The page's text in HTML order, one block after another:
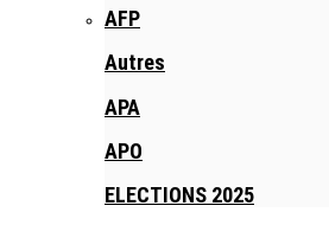
AFP
Autres
APA
APO
ELECTIONS 2025